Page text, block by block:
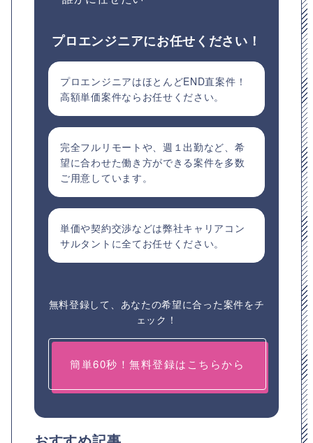
プロエンジニアにお任せください！
プロエンジニアはほとんどEND直案件！
高額単価案件ならお任せください。
完全フルリモートや、週１出勤など、希
望に合わせた働き方ができる案件を多数
ご用意しています。
単価や契約交渉などは弊社キャリアコン
サルタントに全てお任せください。
無料登録して、あなたの希望に合った案件をチ
ェック！
簡単60秒！無料登録はこちらから